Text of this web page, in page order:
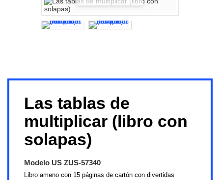
Las tablas de
multiplicar (libro con
solapas)
Modelo US ZUS-57340
Libro ameno con 15 páginas de cartón con divertidas